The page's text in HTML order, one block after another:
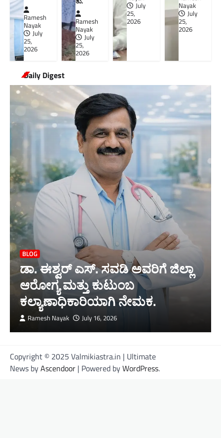
Ramesh
Nayak
July
25,
2026
Ramesh
Nayak
July
25,
2026
July
25,
2026
Nayak
July
25,
2026
Daily Digest
BLOG
ಡಾ. ಈಶ್ವರ್ ಎಸ್. ಸವಡಿ ಅವರಿಗೆ ಜಿಲ್ಲಾ
ಆರೋಗ್ಯ ಮತ್ತು ಕುಟುಂಬ
ಕಲ್ಯಾಣಾಧಿಕಾರಿಯಾಗಿ ನೇಮಕ.
Ramesh Nayak July 16, 2026
Copyright © 2025 Valmikiastra.in | Ultimate
News byAscendoor | Powered byWordPress.